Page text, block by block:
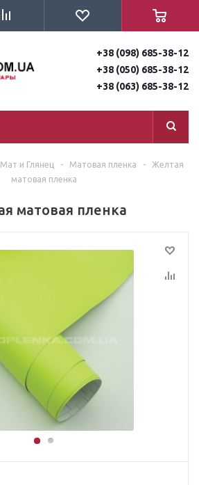
+38 (098) 685-38-12
+38 (050) 685-38-12
+38 (063) 685-38-12
Мат и Глянец - Матовая пленка -
Желтая
матовая пленка
матовая пленка